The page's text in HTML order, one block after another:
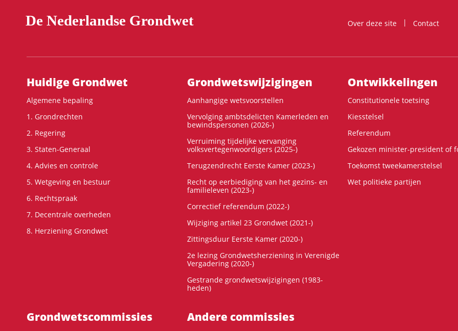
De Nederlandse Grondwet Over deze site
Contact
Hoofdnavigatie
Huidige Grondwet
Algemene bepaling
1. Grondrechten
2. Regering
3. Staten-Generaal
4. Advies en controle
5. Wetgeving en bestuur
6. Rechtspraak
7. Decentrale overheden
8. Herziening Grondwet
Grondwets­wijzigingen
Aanhangige wetsvoorstellen
Vervolging ambtsdelicten Kamerleden en
bewindspersonen (2026-)
Verruiming tijdelijke vervanging
volksvertegenwoordigers (2025-)
Terugzendrecht Eerste Kamer (2023-)
Recht op eerbiediging van het gezins- en
familieleven (2023-)
Correctief referendum (2022-)
Wijziging artikel 23 Grondwet (2021-)
Zittingsduur Eerste Kamer (2020-)
2e lezing Grondwetsherziening in Verenigde
Vergadering (2020-)
Gestrande grondwetswijzigingen (1983-
heden)
Ontwikke­lingen
Constitutionele toetsing
Kiesstelsel
Referendum
Gekozen minister-president of
Toekomst tweekamerstelsel
Wet politieke partijen
Grondwets­commissies Andere commissies